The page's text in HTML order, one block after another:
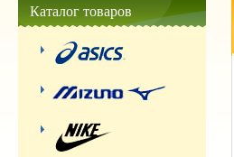
Каталог товаров